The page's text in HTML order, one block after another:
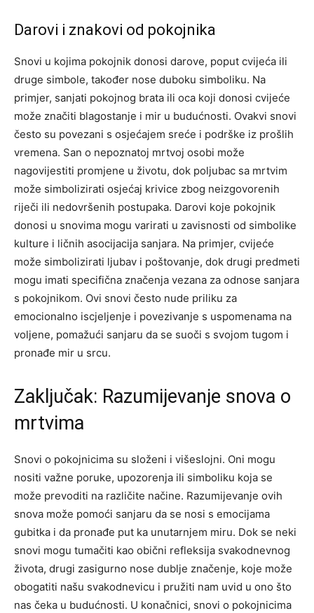
Darovi i znakovi od pokojnika
Snovi u kojima pokojnik donosi darove, poput cvijeća ili
druge simbole, također nose duboku simboliku. Na
primjer, sanjati pokojnog brata ili oca koji donosi cvijeće
može značiti blagostanje i mir u budućnosti. Ovakvi snovi
često su povezani s osjećajem sreće i podrške iz prošlih
vremena. San o nepoznatoj mrtvoj osobi može
nagovijestiti promjene u životu, dok poljubac sa mrtvim
može simbolizirati osjećaj krivice zbog neizgovorenih
riječi ili nedovršenih postupaka. Darovi koje pokojnik
donosi u snovima mogu varirati u zavisnosti od simbolike
kulture i ličnih asocijacija sanjara. Na primjer, cvijeće
može simbolizirati ljubav i poštovanje, dok drugi predmeti
mogu imati specifična značenja vezana za odnose sanjara
s pokojnikom. Ovi snovi često nude priliku za
emocionalno iscjeljenje i povezivanje s uspomenama na
voljene, pomažući sanjaru da se suoči s svojom tugom i
pronađe mir u srcu.
Zaključak: Razumijevanje snova o
mrtvima
Snovi o pokojnicima su složeni i višeslojni. Oni mogu
nositi važne poruke, upozorenja ili simboliku koja se
može prevoditi na različite načine. Razumijevanje ovih
snova može pomoći sanjaru da se nosi s emocijama
gubitka i da pronađe put ka unutarnjem miru. Dok se neki
snovi mogu tumačiti kao obični refleksija svakodnevnog
života, drugi zasigurno nose dublje značenje, koje može
obogatiti našu svakodnevicu i pružiti nam uvid u ono što
nas čeka u budućnosti. U konačnici, snovi o pokojnicima